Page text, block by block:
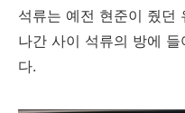
석류는 예전 현준이 줬던
나간 사이 석류의 방에
다.